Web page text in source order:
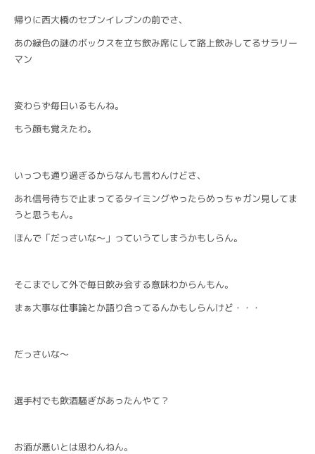
帰りに西大橋のセブンイレブンの前でさ、
あの緑色の謎のボックスを立ち飲み席にして路上飲みしてるサラリー
マン
変わらず毎日いるもんね。
もう顔も覚えたわ。
いっつも通り過ぎるからなんも言わんけどさ、
あれ信号待ちで止まってるタイミングやったらめっちゃガン見してま
うと思うもん。
ほんで「だっさいな〜」っていうてしまうかもしらん。
そこまでして外で毎日飲み会する意味わからんもん。
まぁ大事な仕事論とか語り合ってるんかもしらんけど・・・
だっさいな〜
選手村でも飲酒騒ぎがあったんやて？
お酒が悪いとは思わんねん。